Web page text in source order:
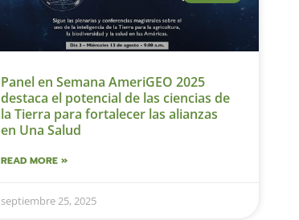
Panel en Semana AmeriGEO 2025
destaca el potencial de las ciencias de
la Tierra para fortalecer las alianzas
en Una Salud
READ MORE »
septiembre 25, 2025